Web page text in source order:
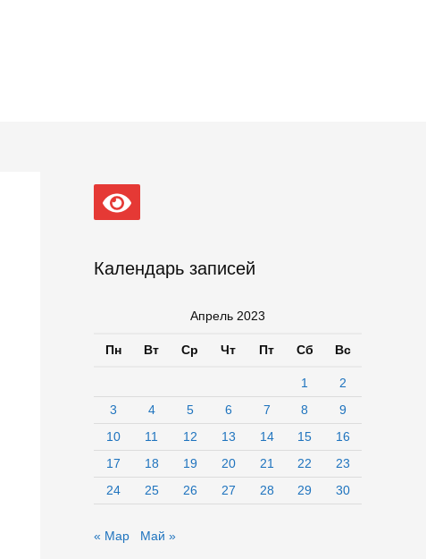
Календарь записей
Апрель 2023
Пн Вт Ср Чт Пт Сб Вс
1
2
3
4 5 6 7 8
9
10
11 12 13 14 15
16
17
18 19 20 21 22
23
24
25 26 27 28 29 30
« Мар Май »